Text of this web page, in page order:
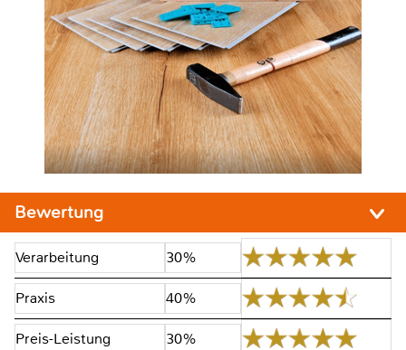
Bewertung
Verarbeitung 30%
Praxis 40%
Preis-Leistung 30%